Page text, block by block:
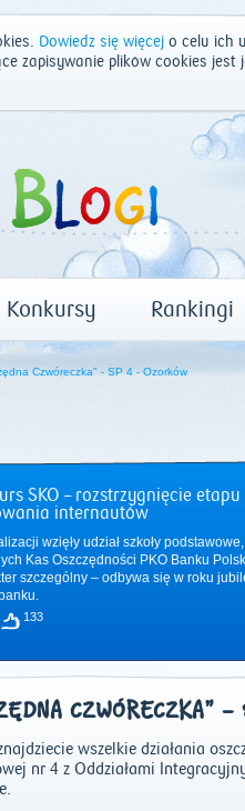
Dowiedz się więcej o celu ich
zapisywanie plików cookies
Konkursy Rankingi
Czwóreczka" - SP 4 - Ozorków
SKO – rozstrzygnięcie
internautów
wzięły udział szkoły
Kas Oszczędności PKO Banku
szczególny – odbywa się w roku
133
CZWÓRECZKA" -
wszelkie działania
nr 4 z Oddziałami